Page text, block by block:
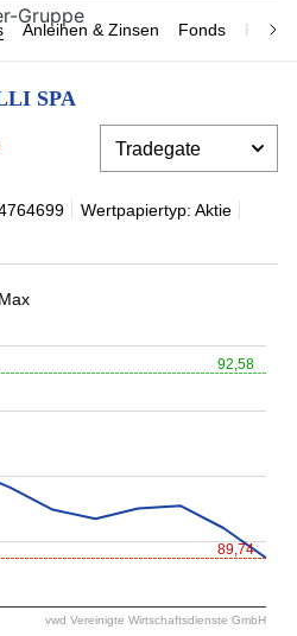
Anleihen & Zinsen Fonds
SPA
Wertpapiertyp: Aktie
Max
92,58
89,74
vwd Vereinigte Wirtschaftsdienste GmbH
Gruppe